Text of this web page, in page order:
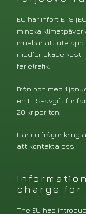
EU har infört ETS
minska
innebär att utsläpp
medför ökade
färjetrafik.
Från och med 1
en ETS-avgift för
20 kr per ton.
Har du frågor kring
att kontakta oss.
charge for
The EU has